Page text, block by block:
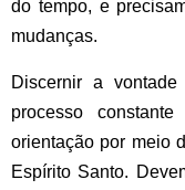
do tempo, e
mudanças.
Discernir a
processo
orientação por meio
Espírito Santo.